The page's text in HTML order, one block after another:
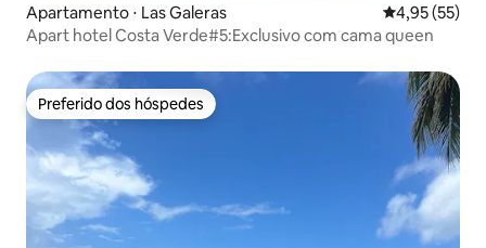
Apartamento ⋅ Las Galeras 4,95 de uma
4,95 (55)
Apart hotel Costa Verde#5:Exclusivo com cama queen
Preferido dos hóspedes
Preferido dos hóspedes